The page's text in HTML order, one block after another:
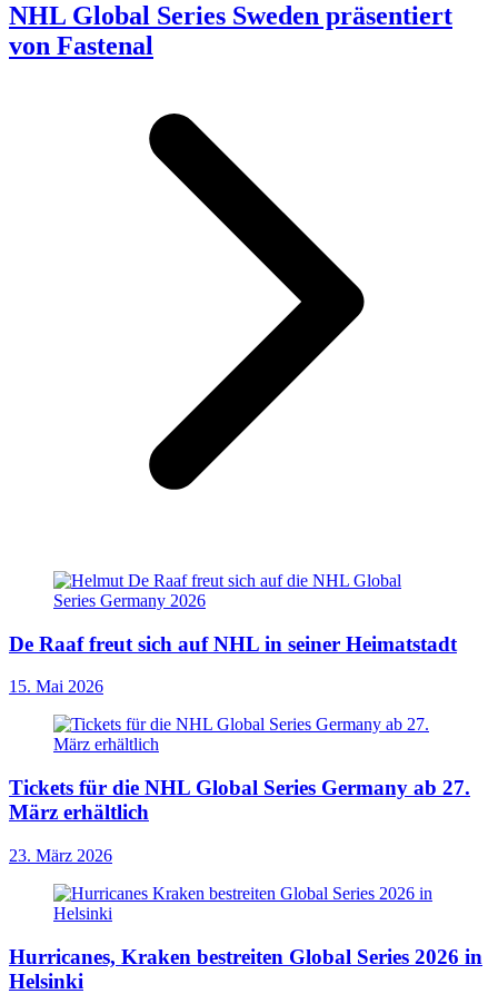
NHL Global Series Sweden präsentiert
von Fastenal
De Raaf freut sich auf NHL in seiner Heimatstadt
15. Mai 2026
Tickets für die NHL Global Series Germany ab 27.
März erhältlich
23. März 2026
Hurricanes, Kraken bestreiten Global Series 2026 in
Helsinki